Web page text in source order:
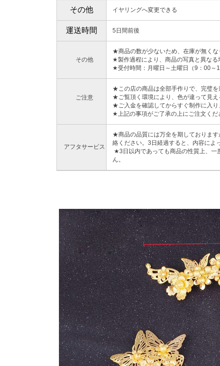
その他 イヤリングへ変更できる
運送時間 5日間前後
その他
★商品の数が少ないため、在庫が無く
★製作過程により、商品の写真と異な
★受付時間：月曜日～土曜日（9：00～
ご注意
★この店の商品は全部手作りで、完璧
★ご覧頂く環境により、色が違って見
★ご入金を確認してからすぐ制作に入
★上記の事項がご了承の上にご注文くだ
アフタサービス
★商品の品質には万全を期しておりま
絡ください。3日経過すると、内容によ
★3日以内であっても商品の性質上、一
ん。